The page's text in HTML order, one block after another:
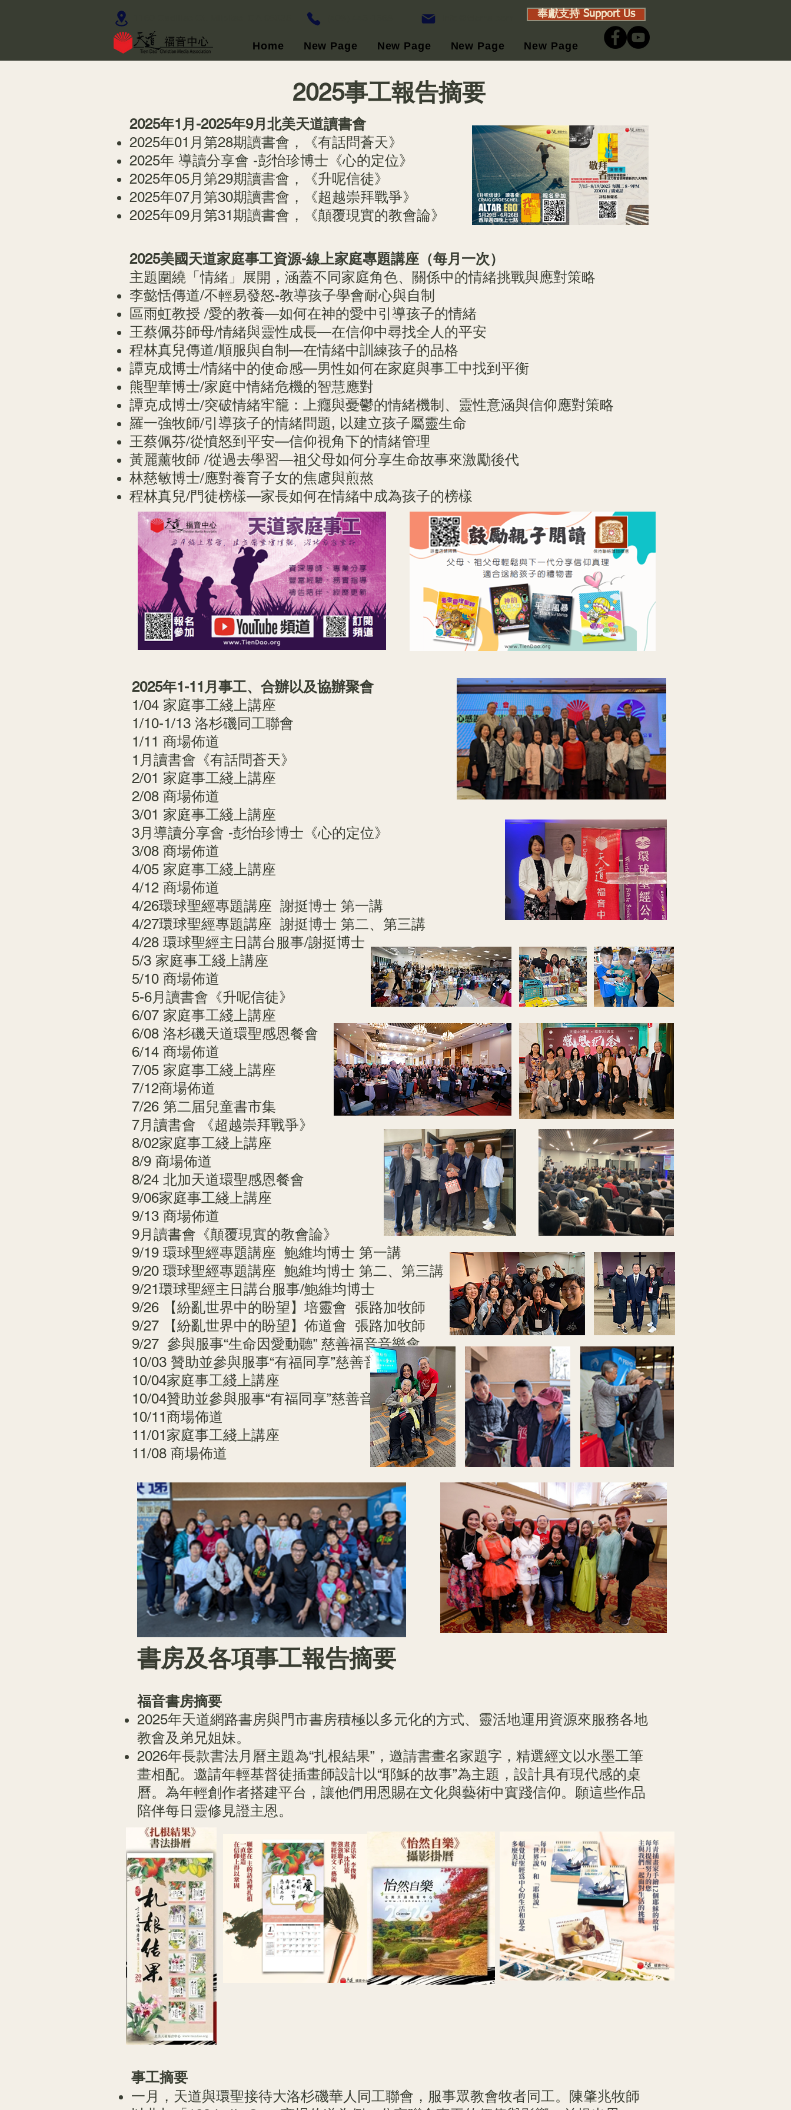
奉獻支持 Support Us
Home New Page New Page New Page New Page
2025事工報告摘要
2025年1月-2025年9月北美天道讀書會
2025年01月第28期讀書會，《有話問蒼天》
2025年 導讀分享會 -彭怡珍博士《心的定位》
2025年05月第29期讀書會，《升呢信徒》
2025年07月第30期讀書會，《超越崇拜戰爭》
2025年09月第31期讀書會，《顛覆現實的教會論》
2025美國天道家庭事工資源-線上家庭專題講座（每月一次）
主題圍繞「情緒」展開，涵蓋不同家庭角色、關係中的情緒挑戰與應對策略
李懿恬傳道/不輕易發怒-教導孩子學會耐心與自制
區雨虹教授 /愛的教養—如何在神的愛中引導孩子的情緒
王蔡佩芬師母/情緒與靈性成長—在信仰中尋找全人的平安
程林真兒傳道/順服與自制—在情緒中訓練孩子的品格
譚克成博士/情緒中的使命感—男性如何在家庭與事工中找到平衡
熊聖華博士/家庭中情緒危機的智慧應對
譚克成博士/突破情緒牢籠：上癮與憂鬱的情緒機制、靈性意涵與信仰應對策略
羅一強牧師/引導孩子的情緒問題, 以建立孩子屬靈生命
王蔡佩芬/從憤怒到平安—信仰視角下的情緒管理
黃麗薰牧師 /從過去學習—祖父母如何分享生命故事來激勵後代
林慈敏博士/應對養育子女的焦慮與煎熬
程林真兒/門徒榜樣—家長如何在情緒中成為孩子的榜樣
2025年1-11月事工、合辦以及協辦聚會
1/04 家庭事工綫上講座
1/10-1/13 洛杉磯同工聯會
1/11 商場佈道
1月讀書會《有話問蒼天》
2/01 家庭事工綫上講座
2/08 商場佈道
3/01 家庭事工綫上講座
3月導讀分享會 -彭怡珍博士《心的定位》
3/08 商場佈道
4/05 家庭事工綫上講座
4/12 商場佈道
4/26環球聖經專題講座 謝挺博士 第一講
4/27環球聖經專題講座 謝挺博士 第二、第三講
4/28 環球聖經主日講台服事/謝挺博士
5/3 家庭事工綫上講座
5/10 商場佈道
5-6月讀書會《升呢信徒》
6/07 家庭事工綫上講座
6/08 洛杉磯天道環聖感恩餐會
6/14 商場佈道
7/05 家庭事工綫上講座
7/12商場佈道
7/26 第二届兒童書市集
7月讀書會 《超越崇拜戰爭》
8/02家庭事工綫上講座
8/9 商場佈道
8/24 北加天道環聖感恩餐會
9/06家庭事工綫上講座
9/13 商場佈道
9月讀書會《顛覆現實的教會論》
9/19 環球聖經專題講座 鮑維均博士 第一講
9/20 環球聖經專題講座 鮑維均博士 第二、第三講
9/21環球聖經主日講台服事/鮑維均博士
9/26 【紛亂世界中的盼望】培靈會 張路加牧師
9/27 【紛亂世界中的盼望】佈道會 張路加牧師
9/27 參與服事“生命因愛動聽” 慈善福音音樂會
10/03 贊助並參與服事“有福同享”慈善音樂會
10/04家庭事工綫上講座
10/04贊助並參與服事“有福同享”慈善音樂會
10/11商場佈道
11/01家庭事工綫上講座
11/08 商場佈道
書房及各項事工報告摘要
福音書房摘要
2025年天道網路書房與門市書房積極以多元化的方式、靈活地運用資源來服務各地
教會及弟兄姐妹。
2026年長款書法月曆主題為“扎根結果”，邀請書畫名家題字，精選經文以水墨工筆
畫相配。 邀請年輕基督徒插畫師設計以“耶穌的故事”為主題，設計具有現代感的桌
曆。為年輕創作者搭建平台，讓他們用恩賜在文化與藝術中實踐信仰。願這些作品
陪伴每日靈修見證主恩。
事工摘要
一月，天道與環聖接待大洛杉磯華人同工聯會，服事眾教會牧者同工。陳肇兆牧師